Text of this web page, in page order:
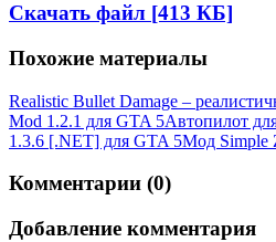
Скачать файл [413 КБ]
Похожие материалы
Realistic Bullet Damage –
Mod 1.2.1 для GTA 5Автопилот
1.3.6 [.NET] для GTA 5Мод Simple
Комментарии (0)
Добавление комментария